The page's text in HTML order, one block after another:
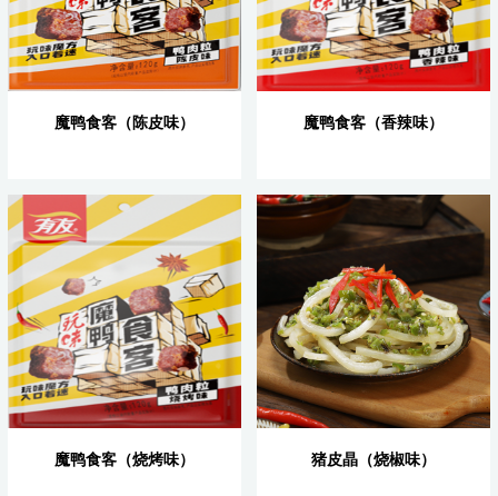
魔鸭食客（陈皮味） 魔鸭食客（香辣味）
魔鸭食客（烧烤味） 猪皮晶（烧椒味）